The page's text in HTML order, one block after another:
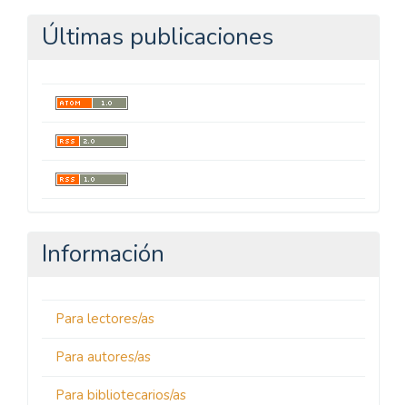
Últimas publicaciones
Información
Para lectores/as
Para autores/as
Para bibliotecarios/as